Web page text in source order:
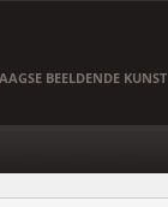
BEELDENDE KUNST